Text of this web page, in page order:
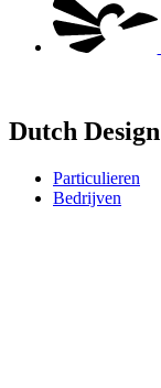
Dutch Design
Particulieren
Bedrijven